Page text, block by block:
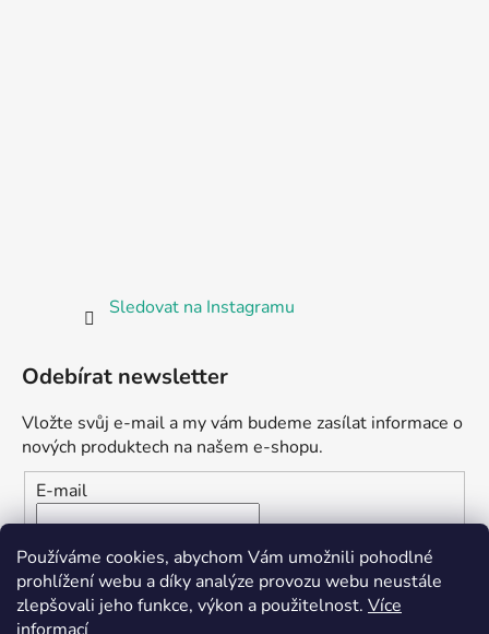
Používáme cookies, abychom Vám umožnili pohodlné
prohlížení webu a díky analýze provozu webu neustále
zlepšovali jeho funkce, výkon a použitelnost. Více
Sledovat na Instagramu
Odebírat newsletter
Vložte svůj e-mail a my vám budeme zasílat informace o
nových produktech na našem e-shopu.
E-mail
Vložením e-mailu souhlasíte s
podmínkami ochrany
osobních údajů
PŘIHLÁSIT SE